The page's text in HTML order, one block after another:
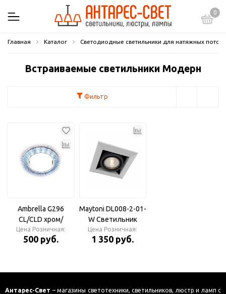
0
Главная Каталог Светодиодные светильники для натяжных
Встраиваемые светильники Модерн
Фильтр
Ambrella G296
CL/CLD хром/
прозрачный
GX53+3W(LED
Цена Розничная:
500 руб.
Maytoni DL008-2-01-
W Светильник
встраиваемый
Цена Розничная:
1 350 руб.
Антарес-Свет – магазины светотехники, светильников, люстр и ламп с